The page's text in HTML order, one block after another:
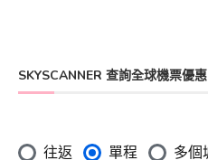
SKYSCANNER 查詢全球機票優惠